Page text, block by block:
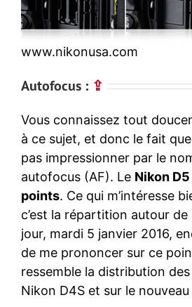
www.nikonusa.com
Autofocus : ⇪
Vous connaissez tout
à ce sujet, et donc le fait
pas impressionner par le
autofocus (AF). Le Nikon D5
points. Ce qui m’intéresse
c’est la répartition autour de
jour, mardi 5 janvier 2016,
de me prononcer sur ce
ressemble la distribution
Nikon D4S et sur le